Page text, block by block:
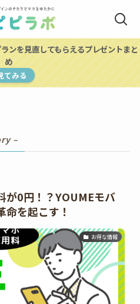
ンを見直してもらえるプレゼントまと
め
てみる
–
が0円！？YOUMEモバ
を起こす！
お得な情報